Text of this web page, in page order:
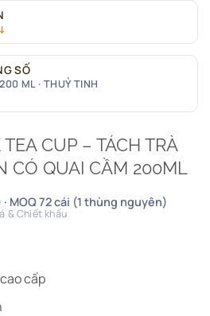
SỐ
ML · THUỶ TINH
CUP – TÁCH TRÀ
CÓ QUAI CẦM 200ML
· MOQ 72 cái (1 thùng nguyên)
& Chiết khấu
cấp